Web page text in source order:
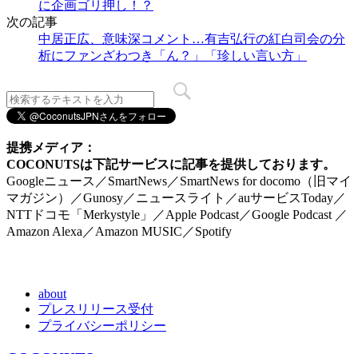
に企画ゴリ押し！？
次の記事
中居正広、意味深コメント…有吉弘行の紅白司会の分
析にファンざわつき「ん？」「珍しい言い方」
提携メディア：
COCONUTSは下記サービスに記事を提供しております。
Googleニュース／SmartNews／SmartNews for docomo（旧マイ
マガジン）／Gunosy／ニュースライト／auサービスToday／
NTTドコモ「Merkystyle」／Apple Podcast／Google Podcast ／
Amazon Alexa／Amazon MUSIC／Spotify
about
プレスリリース受付
プライバシーポリシー